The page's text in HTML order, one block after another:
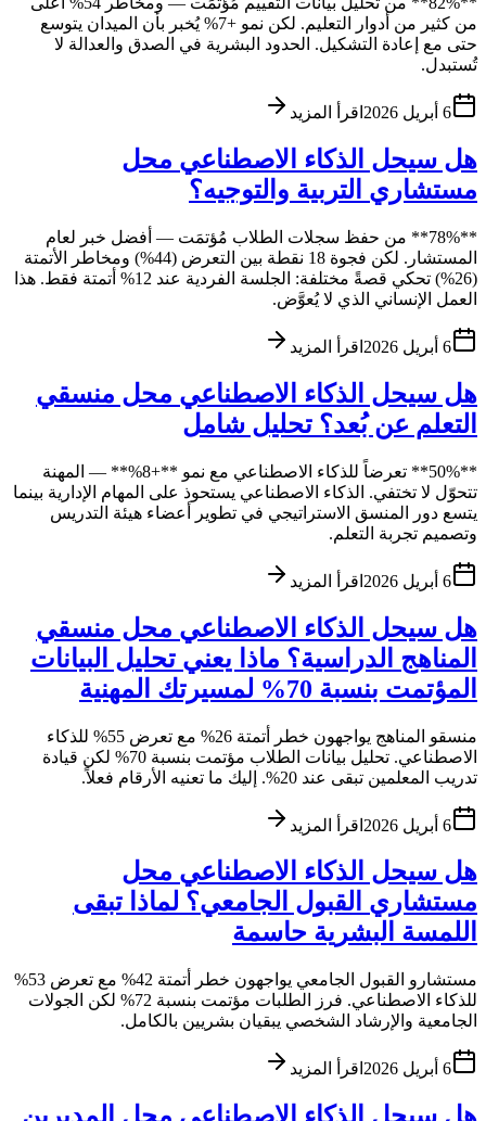
من كثير من أدوار التعليم. لكن نمو +7% يُخبر بأن الميدان يتوسع
حتى مع إعادة التشكيل. الحدود البشرية في الصدق والعدالة لا
تُستبدل.
6 أبريل 2026 اقرأ المزيد
هل سيحل الذكاء الاصطناعي محل
مستشاري التربية والتوجيه؟
**78%** من حفظ سجلات الطلاب مُؤتمَت — أفضل خبر لعام
المستشار. لكن فجوة 18 نقطة بين التعرض (44%) ومخاطر الأتمتة
(26%) تحكي قصةً مختلفة: الجلسة الفردية عند 12% أتمتة فقط. هذا
العمل الإنساني الذي لا يُعوَّض.
6 أبريل 2026 اقرأ المزيد
هل سيحل الذكاء الاصطناعي محل منسقي
التعلم عن بُعد؟ تحليل شامل
**50%** تعرضاً للذكاء الاصطناعي مع نمو **+8%** — المهنة
تتحوّل لا تختفي. الذكاء الاصطناعي يستحوذ على المهام الإدارية بينما
يتسع دور المنسق الاستراتيجي في تطوير أعضاء هيئة التدريس
وتصميم تجربة التعلم.
6 أبريل 2026 اقرأ المزيد
هل سيحل الذكاء الاصطناعي محل منسقي
المناهج الدراسية؟ ماذا يعني تحليل البيانات
المؤتمت بنسبة 70% لمسيرتك المهنية
منسقو المناهج يواجهون خطر أتمتة 26% مع تعرض 55% للذكاء
الاصطناعي. تحليل بيانات الطلاب مؤتمت بنسبة 70% لكن قيادة
تدريب المعلمين تبقى عند 20%. إليك ما تعنيه الأرقام فعلاً.
6 أبريل 2026 اقرأ المزيد
هل سيحل الذكاء الاصطناعي محل
مستشاري القبول الجامعي؟ لماذا تبقى
اللمسة البشرية حاسمة
مستشارو القبول الجامعي يواجهون خطر أتمتة 42% مع تعرض 53%
للذكاء الاصطناعي. فرز الطلبات مؤتمت بنسبة 72% لكن الجولات
الجامعية والإرشاد الشخصي يبقيان بشريين بالكامل.
6 أبريل 2026 اقرأ المزيد